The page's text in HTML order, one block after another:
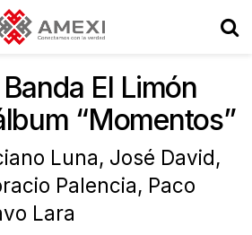
El Limón
“Momentos”
Luna, José David,
Palencia, Paco
Lara